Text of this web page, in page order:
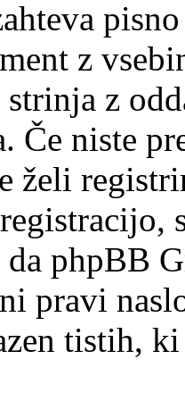
z
z
Če niste
želi
da phpBB
pravi
tistih,